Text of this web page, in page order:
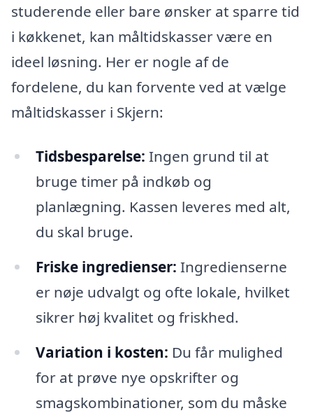
studerende eller bare ønsker at sparre tid
i køkkenet, kan måltidskasser være en
ideel løsning. Her er nogle af de
fordelene, du kan forvente ved at vælge
måltidskasser i Skjern:
Tidsbesparelse: Ingen grund til at
bruge timer på indkøb og
planlægning. Kassen leveres med alt,
du skal bruge.
Friske ingredienser: Ingredienserne
er nøje udvalgt og ofte lokale, hvilket
sikrer høj kvalitet og friskhed.
Variation i kosten: Du får mulighed
for at prøve nye opskrifter og
smagskombinationer, som du måske